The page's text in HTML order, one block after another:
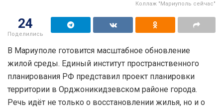
Коллаж "Мариуполь сейчас"
24
Поделились
В Мариуполе готовится масштабное обновление
жилой среды. Единый институт пространственного
планирования РФ представил проект планировки
территории в Орджоникидзевском районе города.
Речь идёт не только о восстановлении жилья, но и о